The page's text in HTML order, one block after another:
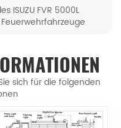
ISUZU FVR 5000L
sich für die folgenden